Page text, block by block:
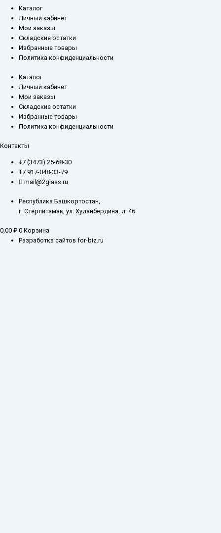
Каталог
Личный кабинет
Мои заказы
Складские остатки
Избранные товары
Политика конфиденциальности
Каталог
Личный кабинет
Мои заказы
Складские остатки
Избранные товары
Политика конфиденциальности
Контакты
+7 (3473) 25-68-30
+7 917-048-33-79
mail@2glass.ru
Республика Башкортостан,
г. Стерлитамак, ул. Худайбердина, д. 46
0,00 ₽ 0 Корзина
Разработка сайтов for-biz.ru